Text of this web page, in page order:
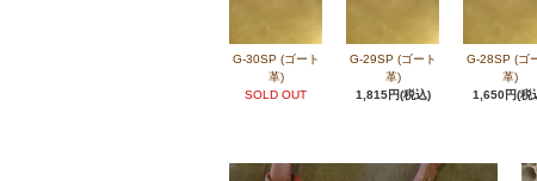
G-30SP (ゴート
革)
SOLD OUT
G-29SP (ゴート
革)
1,815円(税込)
G-28SP (ゴ
革)
1,650円(税